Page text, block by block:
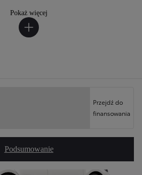
Pokaż więcej
Przejdź do
finansowania
Podsumowanie